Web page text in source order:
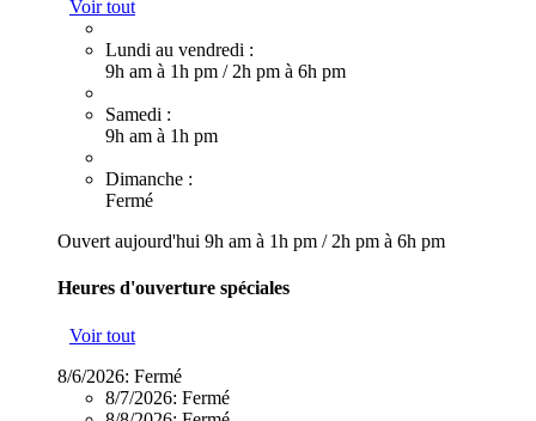
Voir tout
Lundi au vendredi :
9h am à 1h pm / 2h pm à 6h pm
Samedi :
9h am à 1h pm
Dimanche :
Fermé
Ouvert aujourd'hui 9h am à 1h pm / 2h pm à 6h pm
Heures d'ouverture spéciales
Voir tout
8/6/2026: Fermé
8/7/2026: Fermé